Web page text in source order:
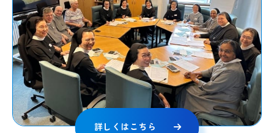
詳しくはこちら